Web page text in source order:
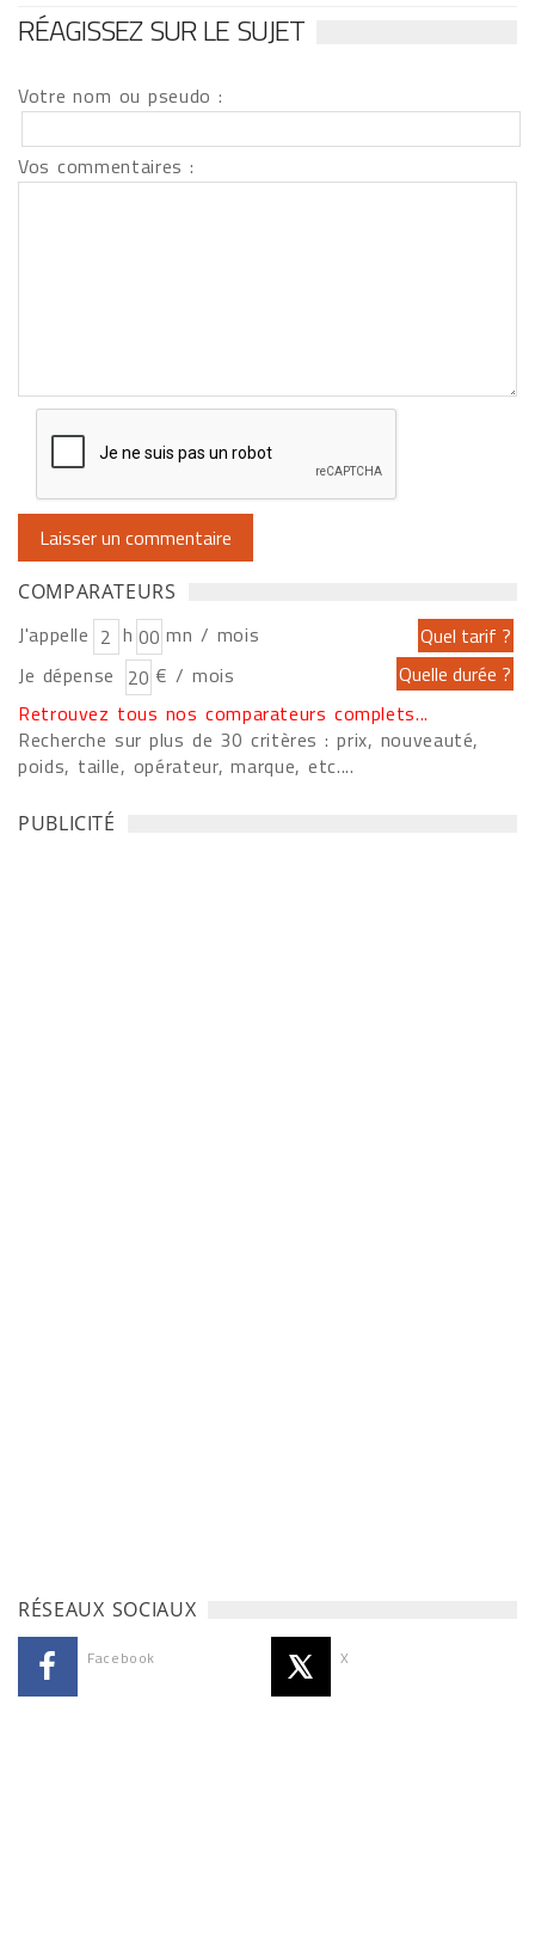
RÉAGISSEZ SUR LE SUJET
Votre nom ou pseudo :
Vos commentaires :
COMPARATEURS
J'appelle h
mn / mois
Je dépense
€ / mois
Retrouvez tous nos comparateurs complets...
Recherche sur plus de 30 critères : prix, nouveauté,
poids, taille, opérateur, marque, etc....
PUBLICITÉ
RÉSEAUX SOCIAUX
Facebook X